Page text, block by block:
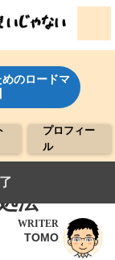
めのロードマ
プロフィー
ル
てくる大
法
WRITER
TOMO